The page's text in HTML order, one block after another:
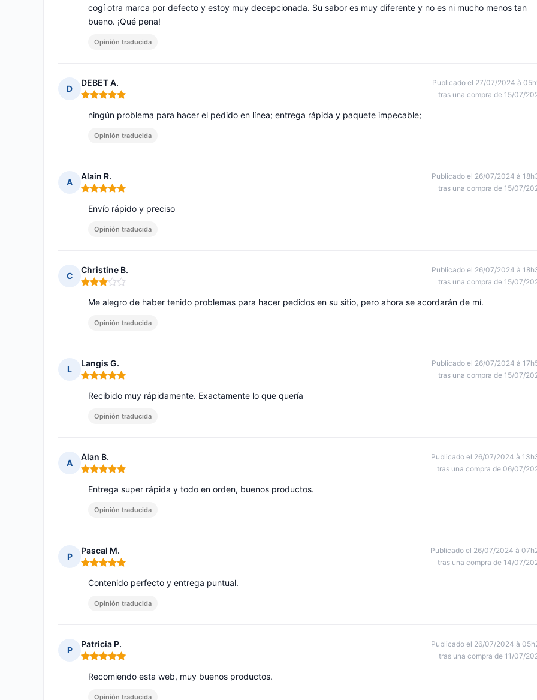
cogí otra marca por defecto y estoy muy decepcionada. Su sabor es muy diferente y no es ni mucho menos tan
bueno. ¡Qué pena!
Opinión traducida
D
DEBET A.
Nota: 5 de 5
Publicado el 27/07/2024 à
tras una compra de 15/07/
ningún problema para hacer el pedido en línea; entrega rápida y paquete impecable;
Opinión traducida
A
Alain R.
Nota: 5 de 5
Publicado el 26/07/2024 à
tras una compra de 15/07/
Envío rápido y preciso
Opinión traducida
C
Christine B.
Nota: 3 de 5
Publicado el 26/07/2024 à
tras una compra de 15/07/
Me alegro de haber tenido problemas para hacer pedidos en su sitio, pero ahora se acordarán de mí.
Opinión traducida
L
Langis G.
Nota: 5 de 5
Publicado el 26/07/2024 à
tras una compra de 15/07/
Recibido muy rápidamente. Exactamente lo que quería
Opinión traducida
A
Alan B.
Nota: 5 de 5
Publicado el 26/07/2024 à
tras una compra de 06/07/
Entrega super rápida y todo en orden, buenos productos.
Opinión traducida
P
Pascal M.
Nota: 5 de 5
Publicado el 26/07/2024 à
tras una compra de 14/07/
Contenido perfecto y entrega puntual.
Opinión traducida
P
Patricia P.
Nota: 5 de 5
Publicado el 26/07/2024 à
tras una compra de 11/07/
Recomiendo esta web, muy buenos productos.
Opinión traducida